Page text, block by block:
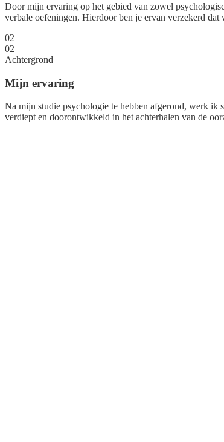
Door mijn ervaring op het gebied van zowel
verbale oefeningen. Hierdoor ben je ervan verzekerd
02
02
Achtergrond
Mijn ervaring
Na mijn studie psychologie te hebben afgerond, werk
verdiept en doorontwikkeld in het achterhalen van de